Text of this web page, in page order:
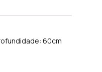
60cm